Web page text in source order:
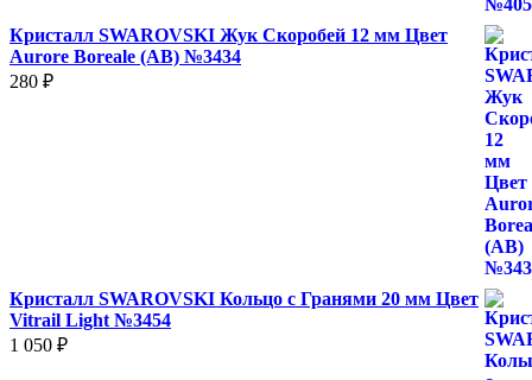
Кристалл SWAROVSKI Жук Скоробей 12 мм Цвет
Aurore Boreale (AB) №3434
280 ₽
Кристалл SWAROVSKI Кольцо с Гранями 20 мм Цвет
Vitrail Light №3454
1 050 ₽